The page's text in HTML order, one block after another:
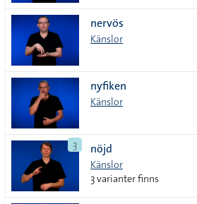
nervös
Känslor
nyfiken
Känslor
3 nöjd
Känslor
3 varianter finns